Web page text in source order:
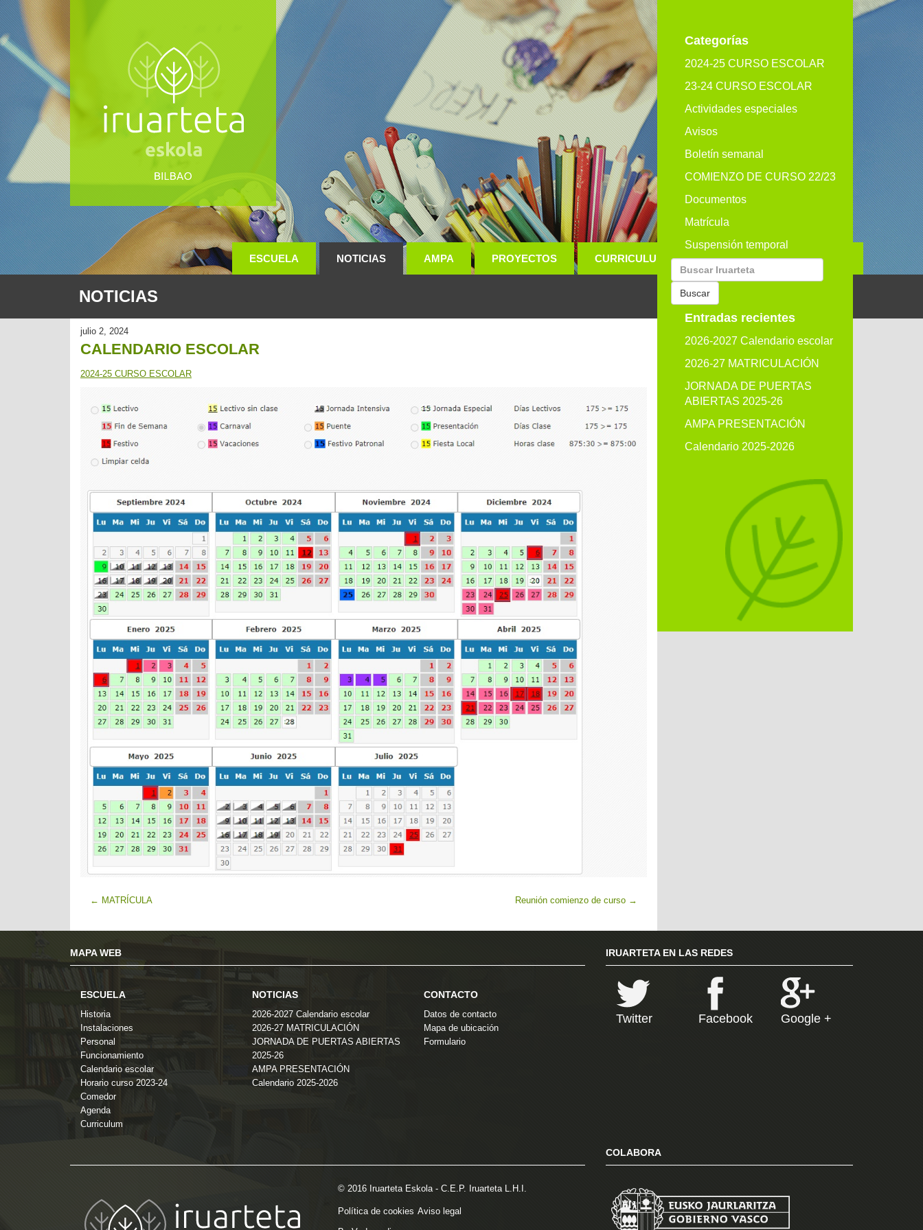
ESCUELA NOTICIAS AMPA PROYECTOS CURRICULUM GALERIA CONTACTO
NOTICIAS
julio 2, 2024
CALENDARIO ESCOLAR
2024-25 CURSO ESCOLAR
← MATRÍCULA Reunión comienzo de curso →
Categorías
2024-25 CURSO ESCOLAR
23-24 CURSO ESCOLAR
Actividades especiales
Avisos
Boletín semanal
COMIENZO DE CURSO 22/23
Documentos
Matrícula
Suspensión temporal
Buscar
por:
Buscar
Entradas recientes
2026-2027 Calendario escolar
2026-27 MATRICULACIÓN
JORNADA DE PUERTAS
ABIERTAS 2025-26
AMPA PRESENTACIÓN
Calendario 2025-2026
MAPA WEB
ESCUELA
Historia
Instalaciones
Personal
Funcionamiento
Calendario escolar
Horario curso 2023-24
Comedor
Agenda
Curriculum
NOTICIAS
2026-2027 Calendario escolar
2026-27 MATRICULACIÓN
JORNADA DE PUERTAS ABIERTAS
2025-26
AMPA PRESENTACIÓN
Calendario 2025-2026
CONTACTO
Datos de contacto
Mapa de ubicación
Formulario
IRUARTETA EN LAS REDES
Twitter Facebook Google +
© 2016 Iruarteta Eskola - C.E.P. Iruarteta L.H.I.
Política de cookies Aviso legal
COLABORA